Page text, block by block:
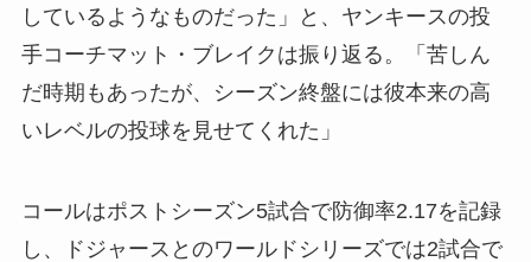
しているようなものだった」と、ヤンキースの投
手コーチマット・ブレイクは振り返る。「苦しん
だ時期もあったが、シーズン終盤には彼本来の高
いレベルの投球を見せてくれた」
コールはポストシーズン5試合で防御率2.17を記録
し、ドジャースとのワールドシリーズでは2試合で